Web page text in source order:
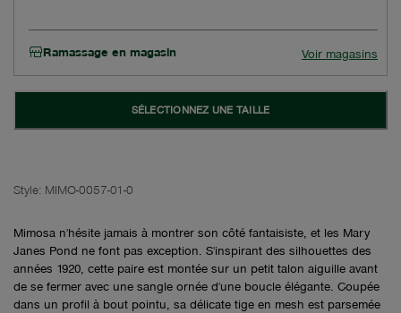
Ramassage en magasin Voir magasins
SÉLECTIONNEZ UNE TAILLE
Style: MIMO-0057-01-0
Mimosa n'hésite jamais à montrer son côté fantaisiste, et les Mary
Janes Pond ne font pas exception. S'inspirant des silhouettes des
années 1920, cette paire est montée sur un petit talon aiguille avant
de se fermer avec une sangle ornée d'une boucle élégante. Coupée
dans un profil à bout pointu, sa délicate tige en mesh est parsemée